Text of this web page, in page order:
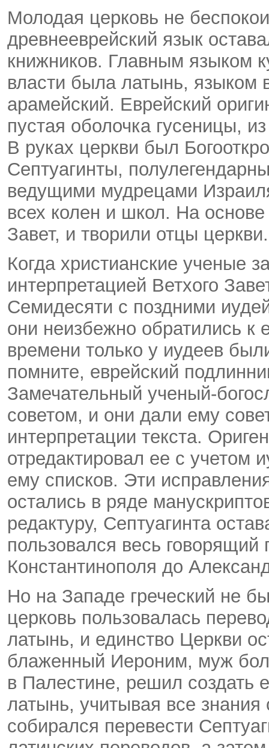
Молодая церковь не
древнееврейский язык
книжников. Главным языком
власти была латынь, языком
арамейский. Еврейский
пустая оболочка гусеницы,
В руках церкви был
Септуагинты,
ведущими мудрецами
всех колен и школ. На
Завет, и творили отцы
Когда христианские ученые
интерпретацией Ветхого
Семидесяти с поздними
они неизбежно обратились к
времени только у иудеев
помните, еврейский
Замечательный ученый-
советом, и они дали ему
интерпретации текста.
отредактировал ее с учетом
ему списков. Эти
остались в ряде
редактуру, Септуагинта
пользовался весь говорящий
Константинополя до
Но на Западе греческий не
церковь пользовалась
латынь, и единство Церкви
блаженный Иероним, муж
в Палестине, решил создать
латынь, учитывая все
собирался перевести